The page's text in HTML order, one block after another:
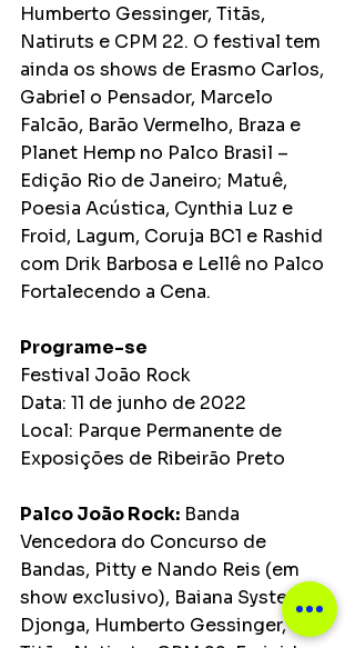
Humberto Gessinger, Titãs,
Natiruts e CPM 22. O festival tem
ainda os shows de Erasmo Carlos,
Gabriel o Pensador, Marcelo
Falcão, Barão Vermelho, Braza e
Planet Hemp no Palco Brasil –
Edição Rio de Janeiro; Matuê,
Poesia Acústica, Cynthia Luz e
Froid, Lagum, Coruja BC1 e Rashid
com Drik Barbosa e Lellê no Palco
Fortalecendo a Cena.
Programe-se
Festival João Rock
Data: 11 de junho de 2022
Local: Parque Permanente de
Exposições de Ribeirão Preto
Palco João Rock: Banda
Vencedora do Concurso de
Bandas, Pitty e Nando Reis (em
show exclusivo), Baiana System,
Djonga, Humberto Gessinger,